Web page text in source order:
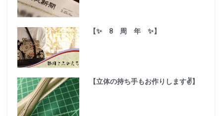
【✨️ 8 周 年 ✨️】
【立体の持ち手もお作りします✌️】